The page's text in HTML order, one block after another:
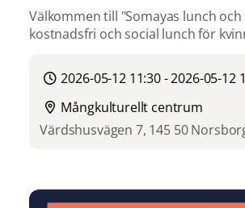
Välkommen till "Somayas lunch och
kostnadsfri och social lunch för
2026-05-12 11:30 - 2026-05-12
Mångkulturellt centrum
Värdshusvägen 7, 145 50